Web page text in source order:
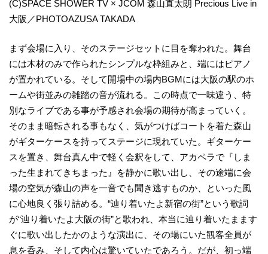
(C)SPACE SHOWER TV × JCOM 森山直太朗 Precious Live in
大阪／PHOTOAZUSA TAKADA
まず会場に入り、そのステージセットに目を奪われた。舞台
には木材のみで作られたシンプルな枠組みと、端にはピアノ
が置かれている。そして開場中の場内BGMには大阪の駅のホ
ームや街並みの雑踏の音が流れる。この時点で一味違う、特
別なライブである事が予感され会場の期待が高まっていく。
そのまま暗転される事もなく、気がつけばコートを着た森山
がギターケースを持ってステージに現れていた。ギターケー
スを置き、舞台真ん中で軽く会釈をして、アカペラで『しま
った生まれてきちまった』を静かに歌い出し、その途端に会
場の空気が森山の声を一音でも聞き逃すものか、といった風
に心地良く張り詰める。“辿り着いたよ新宿の街”という歌詞
が“辿り着いたよ大阪の街”と歌われ、本当に辿り着いたまます
ぐに歌い出したかのような演出に、その場にいた観客全員が
息を呑み、そして内心は驚いていたであろう。だが、初っ端